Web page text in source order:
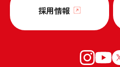
採用情報